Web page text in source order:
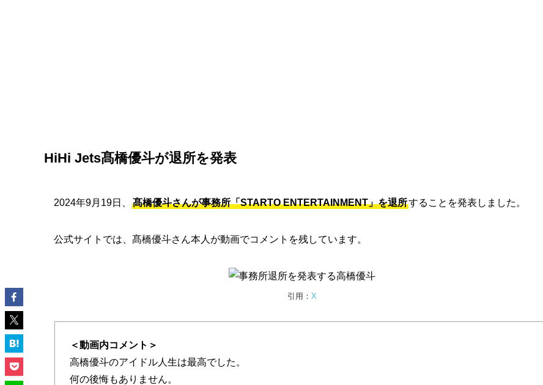
HiHi Jets髙橋優斗が退所を発表
2024年9月19日、 髙橋優斗さんが事務所「STARTO ENTERTAINMENT」を退所することを発表しました。
公式サイトでは、髙橋優斗さん本人が動画でコメントを残しています。
引用： X
＜動画内コメント＞
高橋優斗のアイドル人生は最高でした。
何の後悔もありません。